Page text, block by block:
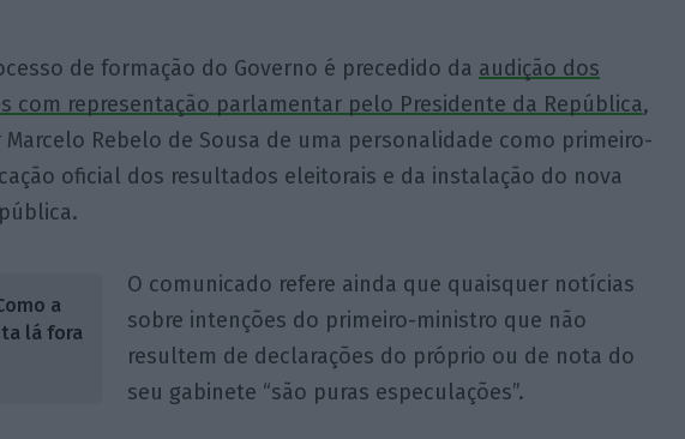
de formação do Governo é precedido da audição dos
com representação parlamentar pelo Presidente da República,
Rebelo de Sousa de uma personalidade como primeiro-
oficial dos resultados eleitorais e da instalação do nova
a
lá fora
O comunicado refere ainda que quaisquer notícias
sobre intenções do primeiro-ministro que não
resultem de declarações do próprio ou de nota do
seu gabinete “são puras especulações”.